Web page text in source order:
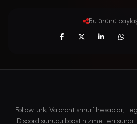
Bu ürünü
Followturk; Valorant smurf hesaplar,
Discord sunucu boost hizmetleri